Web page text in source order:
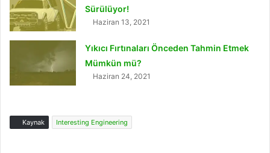
Sürülüyor!
Haziran 13, 2021
Yıkıcı Fırtınaları Önceden Tahmin Etmek
Mümkün mü?
Haziran 24, 2021
Kaynak Interesting Engineering